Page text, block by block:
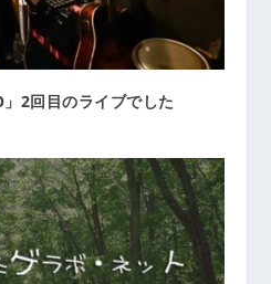
2回目のライブでした